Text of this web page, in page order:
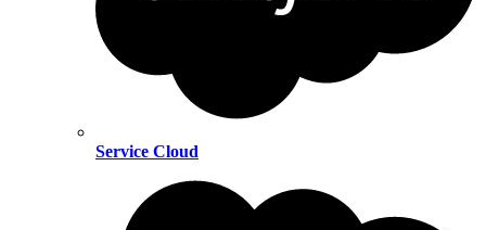
Service Cloud